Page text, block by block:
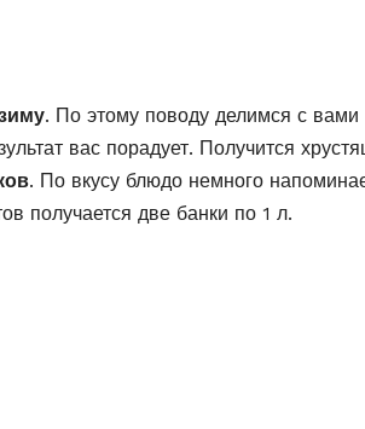
. По этому поводу делимся с вами
вас порадует. Получится
. По вкусу блюдо немного
получается две банки по 1 л.